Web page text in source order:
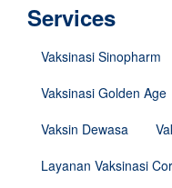
Services
Vaksinasi Sinopharm
Vaksinasi Golden Age
Vaksin Dewasa
Layanan Vaksinasi